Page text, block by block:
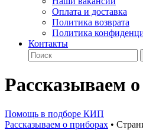
Оплата и доставка
Политика возврата
Политика
Контакты
Рассказываем
Помощь в подборе КИП
Рассказываем о приборах •